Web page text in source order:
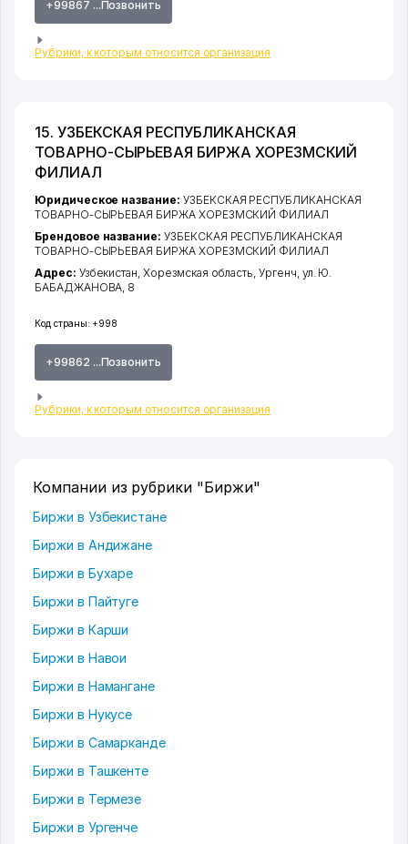
+99867 ...Позвонить
Рубрики, к которым относится организация
15. УЗБЕКСКАЯ РЕСПУБЛИКАНСКАЯ
ТОВАРНО-СЫРЬЕВАЯ БИРЖА ХОРЕЗМСКИЙ
ФИЛИАЛ
Код страны: +998
+99862 ...Позвонить
Рубрики, к которым относится организация
Юридическое название: УЗБЕКСКАЯ РЕСПУБЛИКАНСКАЯ
ТОВАРНО-СЫРЬЕВАЯ БИРЖА ХОРЕЗМСКИЙ ФИЛИАЛ
Брендовое название: УЗБЕКСКАЯ РЕСПУБЛИКАНСКАЯ
ТОВАРНО-СЫРЬЕВАЯ БИРЖА ХОРЕЗМСКИЙ ФИЛИАЛ
Адрес: Узбекистан,Хорезмская область,Ургенч, ул. Ю.
БАБАДЖАНОВА, 8
Компании из рубрики "Биржи"
Биржи в Узбекистане
Биржи в Андижане
Биржи в Бухаре
Биржи в Пайтуге
Биржи в Карши
Биржи в Навои
Биржи в Намангане
Биржи в Нукусе
Биржи в Самарканде
Биржи в Ташкенте
Биржи в Термезе
Биржи в Ургенче